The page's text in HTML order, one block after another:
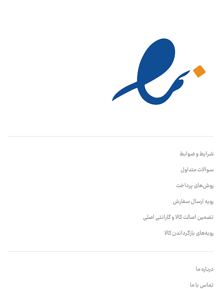
شرایط و ضوابط
سوالات متداول
روش‌های پرداخت
رویه ارسال سفارش
تضمین اصالت کالا و گارانتی اصلی
رویه‌های بازگرداندن کالا
درباره ما
تماس با ما